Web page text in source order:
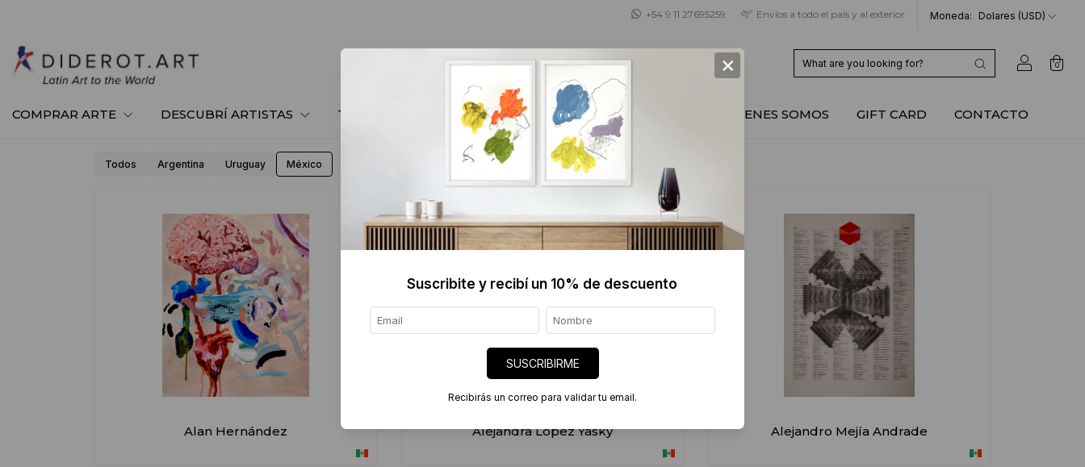
+54 9 11 27695259 Envíos a todo el país y al exterior Moneda: Dolares (USD)
0
COMPRAR ARTE DESCUBRÍ ARTISTAS TE ASESORAMOS TIENDA DE OBJETOS QUIENES SOMOS GIFT CARD CONTACTO
Todos Argentina Uruguay México
Alan Hernández Alejandra Lopez Yasky Alejandro Mejía Andrade
×
Suscribite y recibí un 10% de descuento
SUSCRIBIRME
Recibirás un correo para validar tu email.